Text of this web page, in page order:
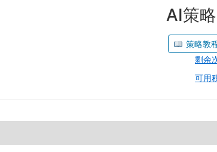
AI策
策略教
剩余
可用